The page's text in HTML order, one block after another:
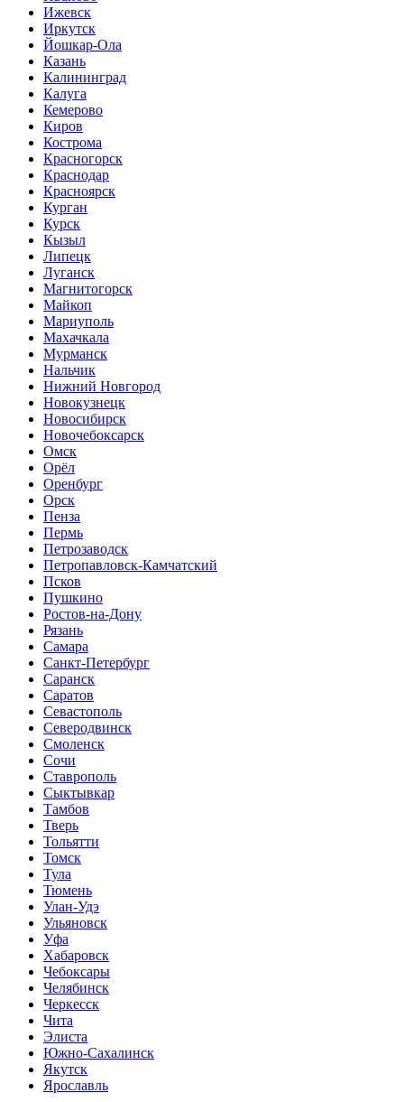
Ижевск
Иркутск
Йошкар-Ола
Казань
Калининград
Калуга
Кемерово
Киров
Кострома
Красногорск
Краснодар
Красноярск
Курган
Курск
Кызыл
Липецк
Луганск
Магнитогорск
Майкоп
Мариуполь
Махачкала
Мурманск
Нальчик
Нижний Новгород
Новокузнецк
Новосибирск
Новочебоксарск
Омск
Орёл
Оренбург
Орск
Пенза
Пермь
Петрозаводск
Петропавловск-Камчатский
Псков
Пушкино
Ростов-на-Дону
Рязань
Самара
Санкт-Петербург
Саранск
Саратов
Севастополь
Северодвинск
Смоленск
Сочи
Ставрополь
Сыктывкар
Тамбов
Тверь
Тольятти
Томск
Тула
Тюмень
Улан-Удэ
Ульяновск
Уфа
Хабаровск
Чебоксары
Челябинск
Черкесск
Чита
Элиста
Южно-Сахалинск
Якутск
Ярославль